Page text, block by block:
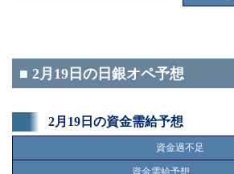
■ 2月19日の日銀オペ予想
2月19日の資金需給予想
資金過不足
資金需給予想